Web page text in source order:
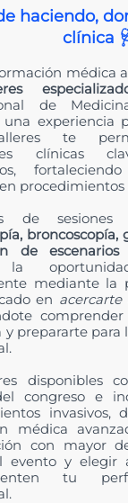
haciendo,
clínica
médica
de
experiencia
te
clínicas
procedimientos
de
de escenarios
la
mediante la
en acercarte
comprender
prepararte para
disponibles
congreso e
invasivos,
médica
con mayor
evento y elegir
tu